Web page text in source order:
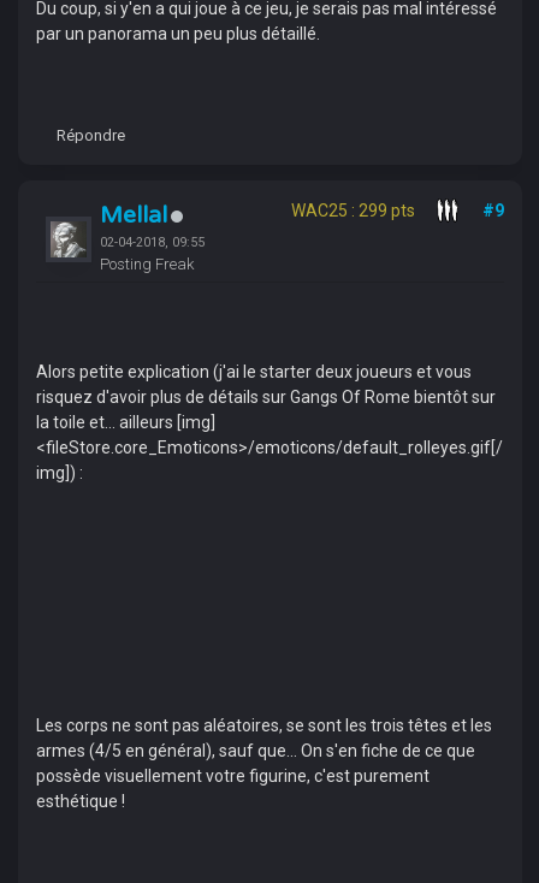
Du coup, si y'en a qui joue à ce jeu, je serais pas mal intéressé
par un panorama un peu plus détaillé.
Répondre
Mellal
02-04-2018, 09:55
Posting Freak
WAC25 : 299 pts #9
Alors petite explication (j'ai le starter deux joueurs et vous
risquez d'avoir plus de détails sur Gangs Of Rome bientôt sur
la toile et... ailleurs [img]
<fileStore.core_Emoticons>/emoticons/default_rolleyes.gif[/
img]) :
Les corps ne sont pas aléatoires, se sont les trois têtes et les
armes (4/5 en général), sauf que... On s'en fiche de ce que
possède visuellement votre figurine, c'est purement
esthétique !